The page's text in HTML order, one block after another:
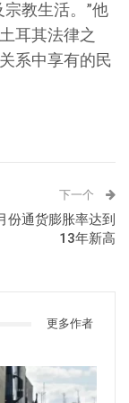
教生活。”他
耳其法律之
系中享有的民
下一个
份通货膨胀率达到
13年新高
更多作者